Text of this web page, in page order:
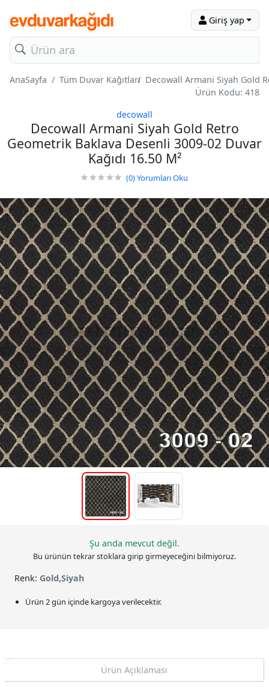
Giriş yap
AnaSayfa Tüm Duvar Kağıtları Decowall Armani Siyah Gold
Ürün Kodu: 418
decowall
Decowall Armani Siyah Gold Retro
Geometrik Baklava Desenli 3009-02 Duvar
Kağıdı 16.50 M²
(0)Yorumları Oku
Şu anda mevcut değil.
Bu ürünün tekrar stoklara girip girmeyeceğini bilmiyoruz.
Renk: Gold,Siyah
Ürün 2 gün içinde kargoya verilecektir.
Ürün Açıklaması